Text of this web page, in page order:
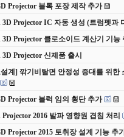
Projector 블록 포장 제작 추가
3D Projector IC 자동 생성 (트럼펫과
3D Projector 클로소이드 계산기 기능
3D Projector 신제품 출시
계] 깎기비탈면 안정성 증대를 위한
Projector 블럭 임의 횡단 추가
Projector 2016 발파 영향원 겹침 처리
Projector 2015 토취장 설계 기능 추